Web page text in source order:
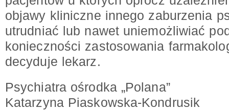
objawy kliniczne innego zaburzenia
utrudniać lub nawet uniemożliwiać
konieczności zastosowania
decyduje lekarz.
Psychiatra ośrodka „Polana”
Katarzyna Piaskowska-Kondrusik